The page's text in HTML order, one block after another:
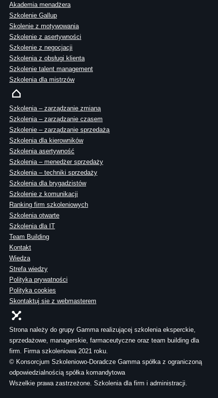
Akademia menadżera
Szkolenie Gallup
Skolenie z motywowania
Szkolenie z asertywności
Szkolenie z negocjacji
Szkolenia z obsługi klienta
Szkolenie talent management
Szkolenia dla mistrzów
Szkolenia – zarządzanie zmianą
Szkolenia – zarządzanie czasem
Szkolenie – zarządzanie sprzedażą
Szkolenia dla kierowników
Szkolenia asertywność
Szkolenia – menedżer sprzedaży
Szkolenia – techniki sprzedaży
Szkolenia dla brygadzistów
Szkolenie z komunikacji
Ranking firm szkoleniowych
Szkolenia otwarte
Szkolenia dla IT
Team Building
Kontakt
Wiedza
Strefa wiedzy
Polityka prywatności
Polityka cookies
Skontaktuj sie z webmasterem
Strona należy do grupy Gamma realizującej szkolenia eksperckie,
sprzedażowe, managerskie, farmaceutyczne oraz team building dla
firm. Firma szkoleniowa 2021 roku.
© Konsorcjum Szkoleniowo-Doradcze Gamma spółka z ograniczoną
odpowiedzialnością spółka komandytowa
Wszelkie prawa zastrzeżone. Szkolenia dla firm i administracji.